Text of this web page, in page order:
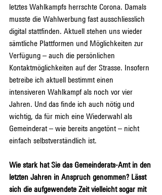
letztes Wahlkampfs herrschte Corona. Damals
musste die Wahlwerbung fast ausschliesslich
digital stattfinden. Aktuell stehen uns wieder
sämtliche Plattformen und Möglichkeiten zur
Verfügung – auch die persönlichen
Kontaktmöglichkeiten auf der Strasse. Insofern
betreibe ich aktuell bestimmt einen
intensiveren Wahlkampf als noch vor vier
Jahren. Und das finde ich auch nötig und
wichtig, da für mich eine Wiederwahl als
Gemeinderat – wie bereits angetönt – nicht
einfach selbstverständlich ist.
Wie stark hat Sie das Gemeinderats-Amt in den
letzten Jahren in Anspruch genommen? Lässt
sich die aufgewendete Zeit vielleicht sogar mit